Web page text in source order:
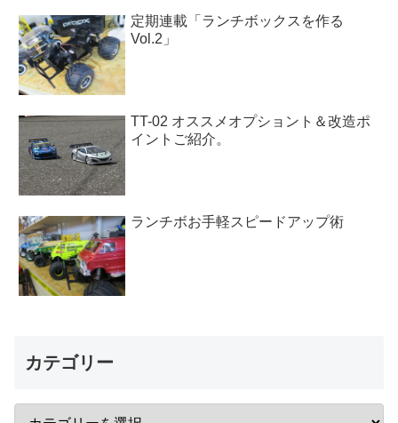
定期連載「ランチボックスを作る
Vol.2」
TT-02 オススメオプショント＆改造ポ
イントご紹介。
ランチボお手軽スピードアップ術
カテゴリー